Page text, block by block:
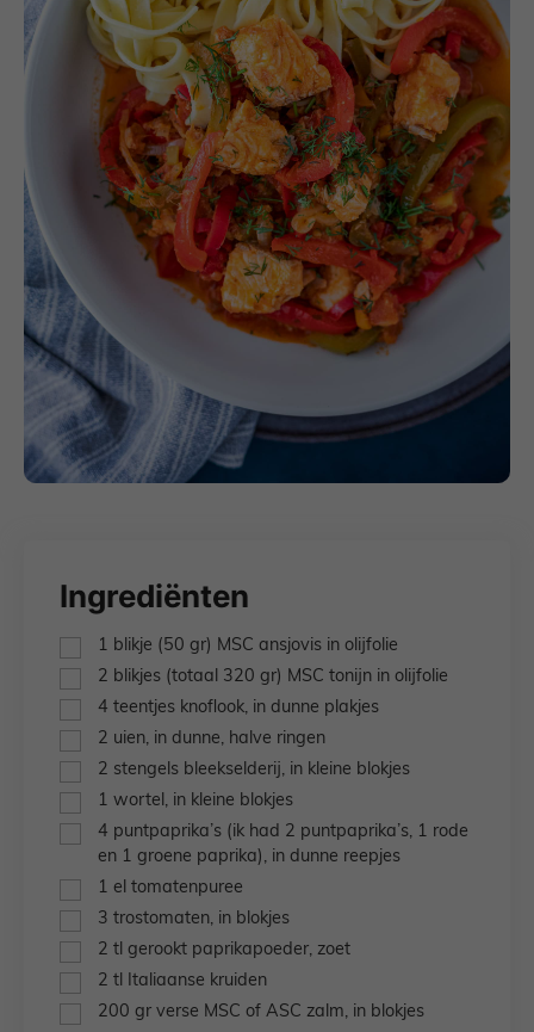
Ingrediënten
▢1 blikje (50 gr) MSC ansjovis in olijfolie
▢
2 blikjes (totaal 320 gr) MSC tonijn in olijfolie
▢
4 teentjes knoflook, in dunne plakjes
▢
2 uien, in dunne, halve ringen
▢
2 stengels bleekselderij, in kleine blokjes
▢1 wortel, in kleine blokjes
▢
4 puntpaprika’s (ik had 2 puntpaprika’s, 1 rode
en 1 groene paprika), in dunne reepjes
▢1 el tomatenpuree
▢
3 trostomaten, in blokjes
▢
2 tl gerookt paprikapoeder, zoet
▢
2 tl Italiaanse kruiden
▢
200 gr verse MSC of ASC zalm, in blokjes